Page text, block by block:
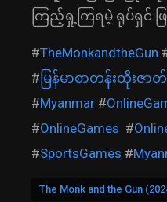
ကြည့်ရှု့ကြရမဲ့ ရုပ်ရှင် ဖ
#TheMonkandtheGun
# မြန်မာစာတန်းထိုးဇာတ်
#Myanmar #
#OnlineGames #
#SportsGames #
The Monk and the Gun